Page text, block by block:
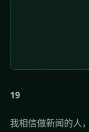
19
我相信做新闻的人